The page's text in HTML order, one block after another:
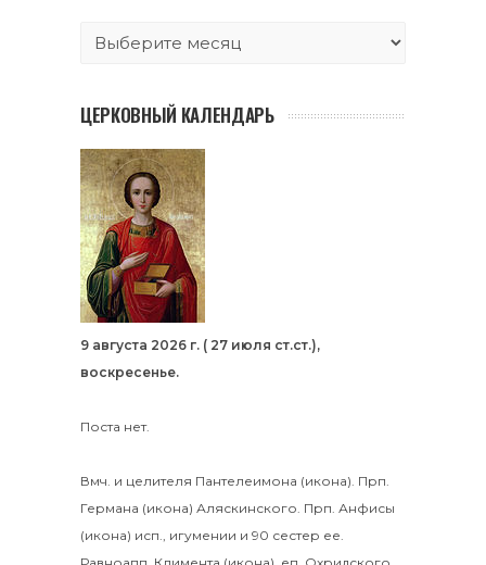
ЦЕРКОВНЫЙ КАЛЕНДАРЬ
9 августа 2026 г. ( 27 июля ст.ст.),
воскресенье.
Поста нет.
Вмч. и целителя Пантелеимона (икона). Прп.
Германа (икона) Аляскинского. Прп. Анфисы
(икона) исп., игумении и 90 сестер ее.